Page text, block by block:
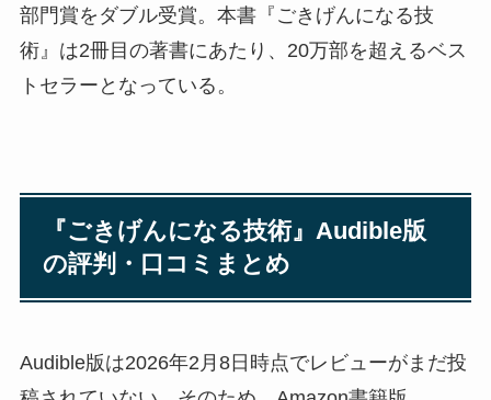
部門賞をダブル受賞。本書『ごきげんになる技
術』は2冊目の著書にあたり、20万部を超えるベス
トセラーとなっている。
『ごきげんになる技術』Audible版
の評判・口コミまとめ
Audible版は2026年2月8日時点でレビューがまだ投